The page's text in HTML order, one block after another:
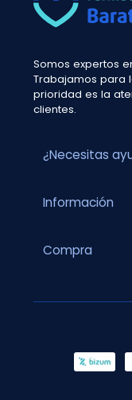
Somos expertos
Trabajamos para
prioridad es la
clientes.
¿Necesitas
Información
Compra